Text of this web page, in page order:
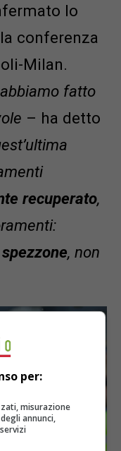
lo
conferenza
Milan.
fatto
– ha detto
recuperato,
, non
per:
misurazione
annunci,